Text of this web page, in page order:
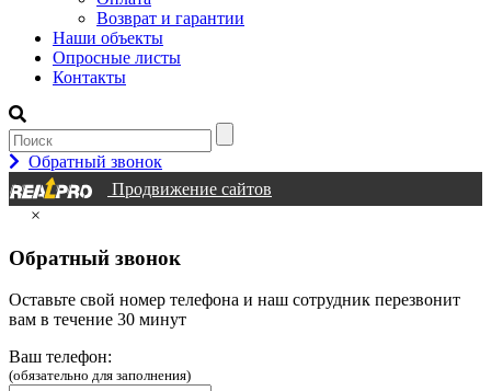
Возврат и гарантии
Наши объекты
Опросные листы
Контакты
Обратный звонок
Продвижение сайтов
×
Обратный звонок
Оставьте свой номер телефона и наш сотрудник перезвонит
вам в течение 30 минут
Ваш телефон:
(обязательно для заполнения)